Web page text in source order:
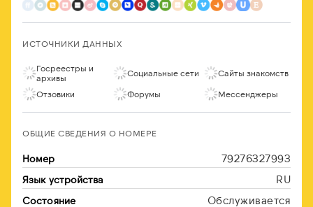
ИСТОЧНИКИ ДАННЫХ
Госреестры и
архивы
Социальные сети Сайты знакомств
Отзовики Форумы Мессенджеры
ОБЩИЕ СВЕДЕНИЯ О НОМЕРЕ
Номер 79276327993
Язык устройства RU
Состояние Обслуживается